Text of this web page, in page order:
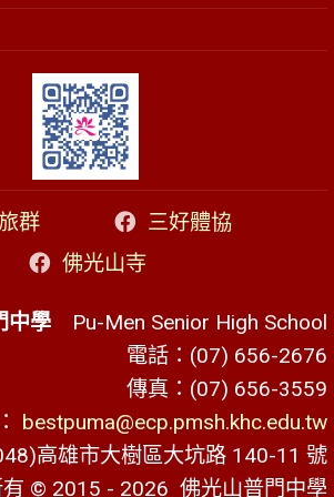
群
三好體協
佛光山寺
中學 Pu-Men Senior High School
電話：(07) 656-2676
傳真：(07) 656-3559
bestpuma@ecp.pmsh.khc.edu.tw
高雄市大樹區大坑路 140-11 號
有 © 2015 - 2026 佛光山普門中學